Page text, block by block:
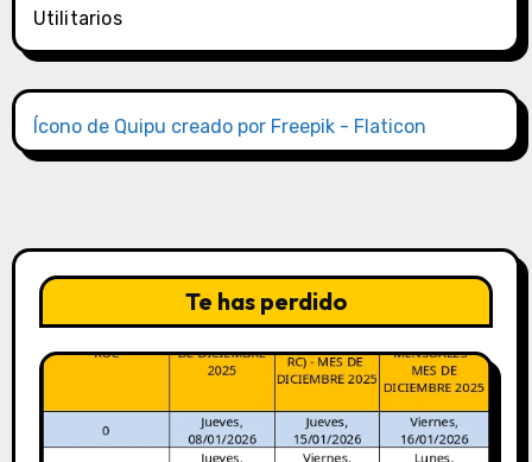
Utilitarios
Ícono de Quipu creado por Freepik - Flaticon
Te has perdido